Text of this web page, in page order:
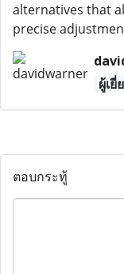
alternatives that
precise
ผู้เ
ตอบกระทู้